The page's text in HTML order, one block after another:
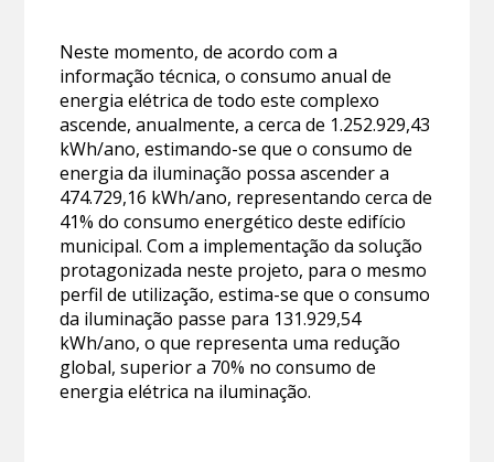
Neste momento, de acordo com a
informação técnica, o consumo anual de
energia elétrica de todo este complexo
ascende, anualmente, a cerca de 1.252.929,43
kWh/ano, estimando-se que o consumo de
energia da iluminação possa ascender a
474.729,16 kWh/ano, representando cerca de
41% do consumo energético deste edifício
municipal. Com a implementação da solução
protagonizada neste projeto, para o mesmo
perfil de utilização, estima-se que o consumo
da iluminação passe para 131.929,54
kWh/ano, o que representa uma redução
global, superior a 70% no consumo de
energia elétrica na iluminação.